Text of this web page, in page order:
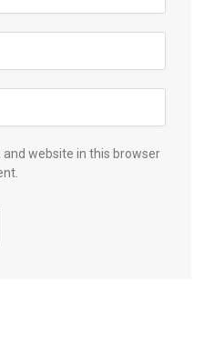
website in this browser